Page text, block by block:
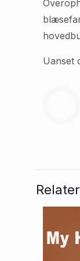
Uanset